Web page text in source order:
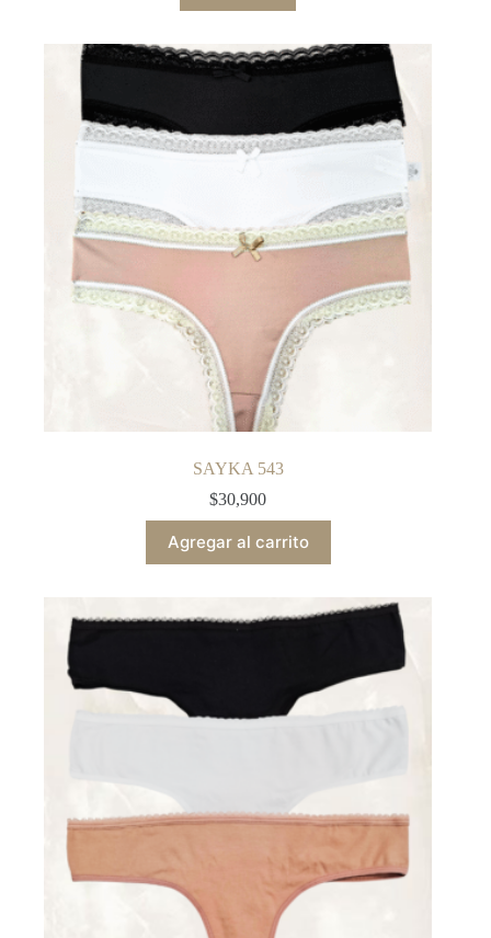
SAYKA 543
$30,900
Agregar al carrito